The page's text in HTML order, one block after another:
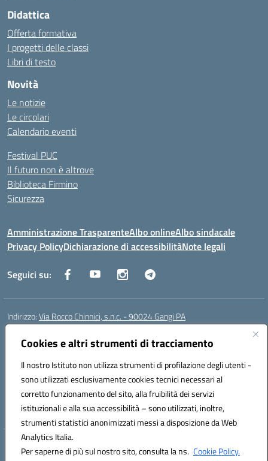
Cookies e altri strumenti di tracciamento
Il nostro Istituto non utilizza strumenti di profilazione degli utenti -
sono utilizzati esclusivamente cookies tecnici necessari al
corretto funzionamento del sito, alla fruibilità dei servizi
istituzionali e alla sua accessibilità – sono utilizzati, inoltre,
strumenti statistici anonimizzati messi a disposizione da Web
Analytics Italia.
Per saperne di più sul nostro sito, consulta la ns. Cookie Policy.
Didattica
Offerta formativa
I progetti delle classi
Libri di testo
Novità
Le notizie
Le circolari
Calendario eventi
Festival PUC
Il futuro non è altrove
Biblioteca Firmino
Sicurezza
Amministrazione TrasparenteAlbo onlineAlbo sindacale
Privacy PolicyDichiarazione di accessibilitàNote legali
Seguici su:
Indirizzo:Via Rocco Chinnici, s.n.c. - 90024 Gangi PA
Centralino:
Posta elettronica certificata (PEC):pais01700b@pec.istruzione.it
Codice fiscale: 95005290820
Codice meccanografico:pais01700b
Codice Indice delle Pubbliche Amministrazioni (IPA): istsc_pais01700b
Codice unico di fatturazione (CUF): UFM1W3
Hosting & Powered by 3D Solution S.r.l.